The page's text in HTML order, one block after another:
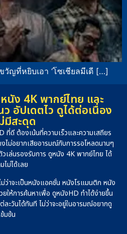
ญที่หยิบเอา ‘โซเชียลมีเดี […]
นัง 4K พากย์ไทย และ
อัปเดตไว ดูได้ต่อเนื่อง
มีสะดุด
ที่ดี ต้องเน้นที่ความเร็วและความเสถียร
ไม่อยากเสียอารมณ์กับการรอโหลดนานๆ
เล่นรองรับการ ดูหนัง 4K พากย์ไทย ได้
ไม่ได้เลย
ว่าจะเป็นหนังแอคชั่น หนังโรแมนติก หนัง
ห้การค้นหาเพื่อ ดูหนังHD ทำได้ง่ายขึ้น
ะวันได้ทันที ไม่ว่าจะอยู่ในอารมณ์อยากดู
มข้น